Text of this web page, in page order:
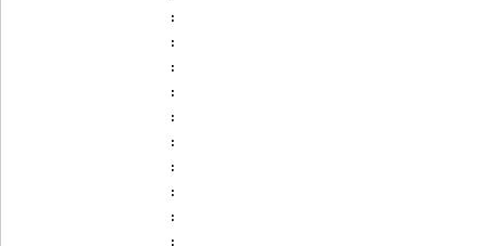
:
:
:
:
:
:
:
:
:
: